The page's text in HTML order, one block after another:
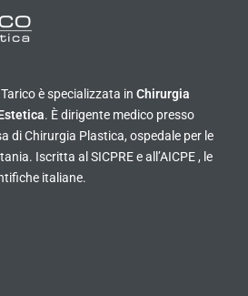
è specializzata in Chirurgia
. È dirigente medico presso
di Chirurgia Plastica, ospedale per le
Iscritta al SICPRE e all’AICPE , le
italiane.